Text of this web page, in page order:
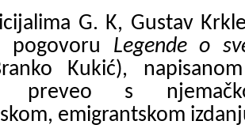
G. K, Gustav
pogovoru Legende o
ranko Kukić),
preveo s
emigrantskom